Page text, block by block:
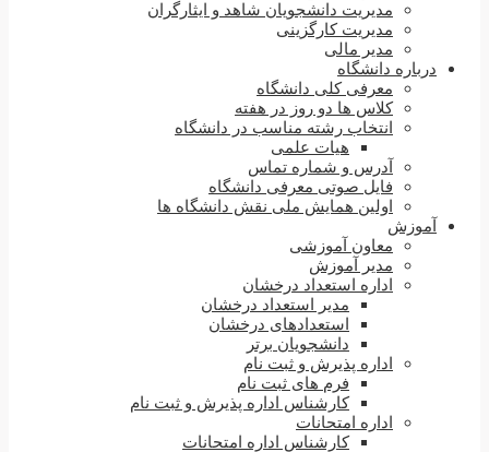
مدیریت دانشجویان شاهد و ایثارگران
مدیریت کارگزینی
مدیر مالی
درباره دانشگاه
معرفی کلی دانشگاه
کلاس ها دو روز در هفته
انتخاب رشته مناسب در دانشگاه
هیات علمی
آدرس و شماره تماس
فایل صوتی معرفی دانشگاه
اولین همایش ملی نقش دانشگاه ها
آموزش
معاون آموزشی
مدیر آموزش
اداره استعداد درخشان
مدیر استعداد درخشان
استعدادهای درخشان
دانشجویان برتر
اداره پذیرش و ثبت نام
فرم های ثبت نام
کارشناس اداره پذیرش و ثبت نام
اداره امتحانات
کارشناس اداره امتحانات